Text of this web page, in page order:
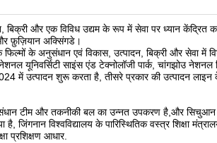
और एक विविध उद्यम के रूप में सेवा पर ध्यान
फ़ुज़ियान अक्सिंगडे।
के अनुसंधान एवं विकास, उत्पादन, बिक्री और सेवा में
यूनिवर्सिटी साइंस एंड टेक्नोलॉजी पार्क, चांगझोउ नेशनल
में उत्पादन शुरू करता है, तीसरे प्रकार की उत्पादन लाइन
टीम और तकनीकी बल का उन्नत उपकरण है,और सिचुआन
है, जिंगनान विश्वविद्यालय के पारिस्थितिक वस्त्र शिक्षा
प्रशिक्षण आधार.